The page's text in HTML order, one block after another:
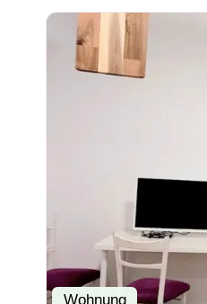
Wohnung